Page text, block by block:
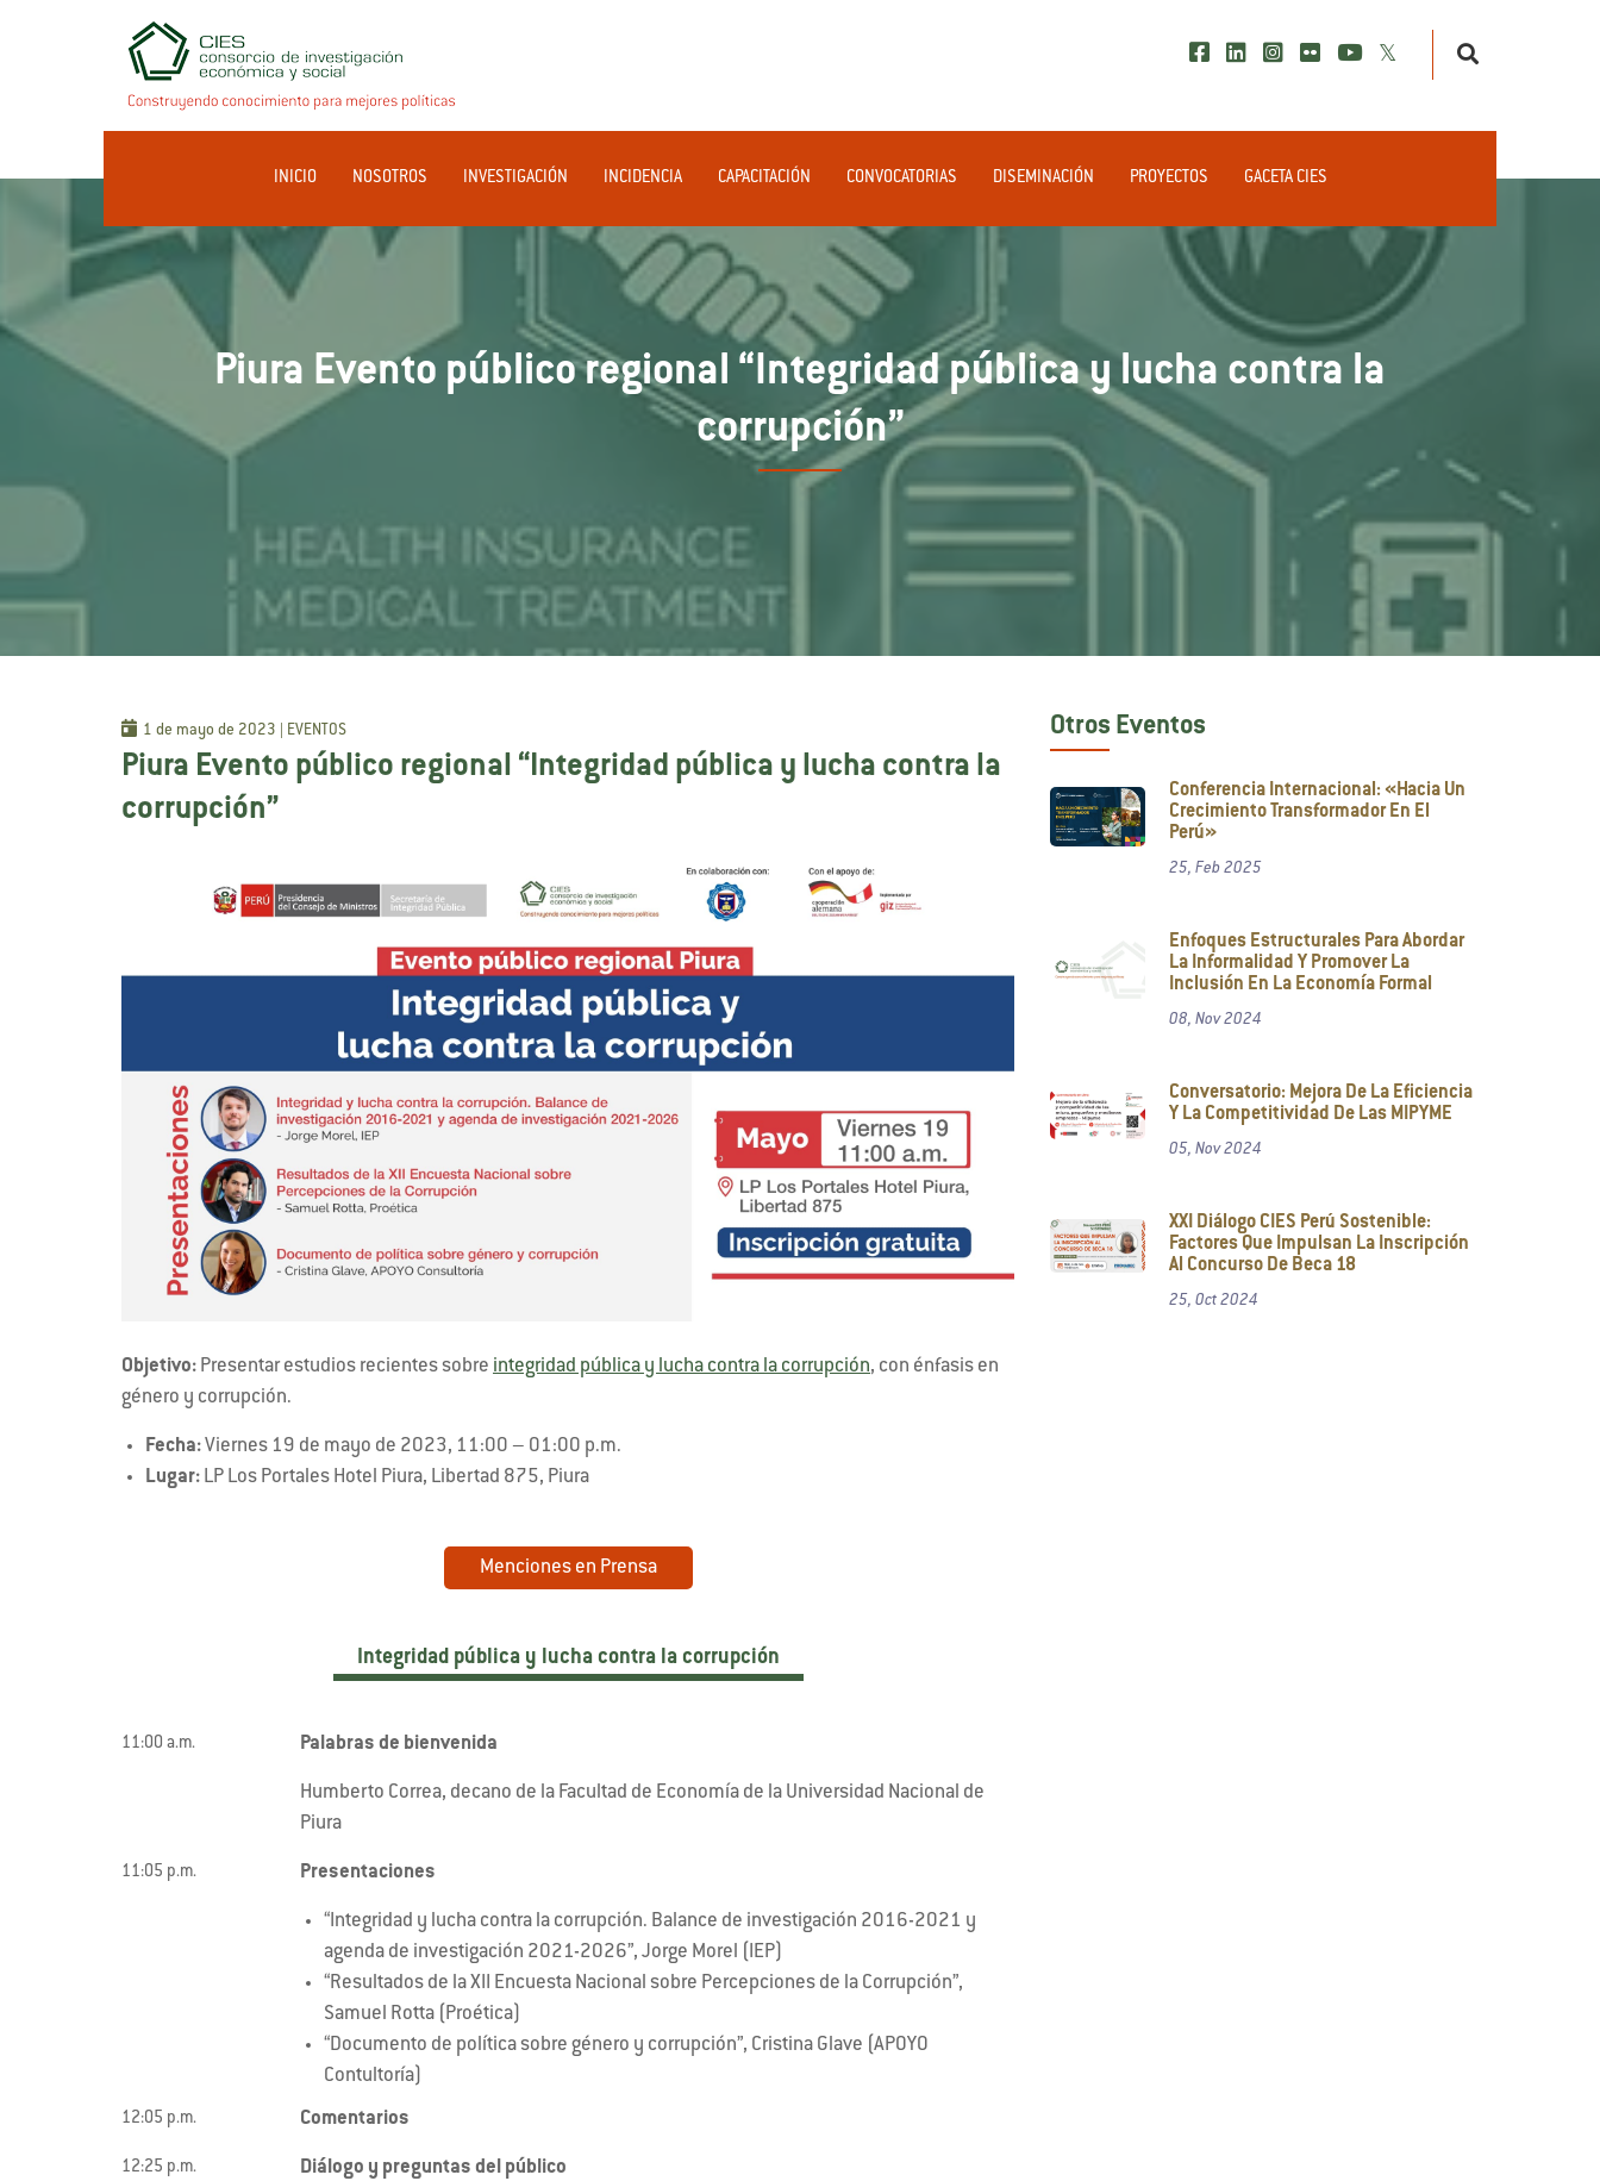
INICIO NOSOTROS INVESTIGACIÓN INCIDENCIA CAPACITACIÓN CONVOCATORIAS DISEMINACIÓN PROYECTOS GACETA CIES
Piura Evento público regional “Integridad pública y lucha contra la
corrupción”
1 de mayo de 2023 | EVENTOS
Piura Evento público regional “Integridad pública y lucha contra la
corrupción”
Objetivo: Presentar estudios recientes sobre integridad pública y lucha contra la corrupción, con énfasis en
género y corrupción.
Fecha:Viernes 19 de mayo de 2023, 11:00 – 01:00 p.m.
Lugar: LP Los Portales Hotel Piura, Libertad 875, Piura
Menciones en Prensa
Integridad pública y lucha contra la corrupción
11:00 a.m. Palabras de bienvenida
Humberto Correa, decano de la Facultad de Economía de la Universidad Nacional de
Piura
11:05 p.m. Presentaciones
“Integridad y lucha contra la corrupción. Balance de investigación 2016-2021 y
agenda de investigación 2021-2026”, Jorge Morel (IEP)
“Resultados de la XII Encuesta Nacional sobre Percepciones de la Corrupción”,
Samuel Rotta (Proética)
“Documento de política sobre género y corrupción”, Cristina Glave (APOYO
Contultoría)
12:05 p.m. Comentarios
12:25 p.m. Diálogo y preguntas del público
Otros Eventos
Conferencia Internacional: «Hacia Un
Crecimiento Transformador En El
Perú»
25, Feb 2025
Enfoques Estructurales Para Abordar
La Informalidad Y Promover La
Inclusión En La Economía Formal
08, Nov 2024
Conversatorio: Mejora De La Eficiencia
Y La Competitividad De Las MIPYME
05, Nov 2024
XXI Diálogo CIES Perú Sostenible:
Factores Que Impulsan La Inscripción
Al Concurso De Beca 18
25, Oct 2024